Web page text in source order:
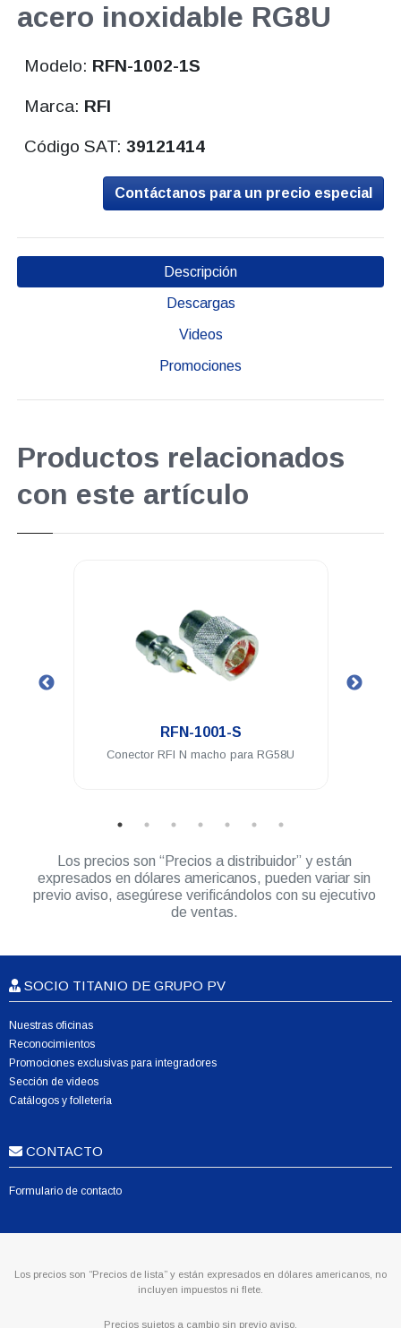
acero inoxidable RG8U
Modelo: RFN-1002-1S
Marca: RFI
Código SAT:39121414
Contáctanos para un precio especial
Descripción
Descargas
Videos
Promociones
Productos relacionados
con este artículo
RFN-1001-S
Conector RFI N macho para RG58U
Los precios son “Precios a distribuidor” y están
expresados en dólares americanos, pueden variar sin
previo aviso, asegúrese verificándolos con su ejecutivo
de ventas.
SOCIO TITANIO DE GRUPO PV
Nuestras oficinas
Reconocimientos
Promociones exclusivas para integradores
Sección de videos
Catálogos y folletería
CONTACTO
Formulario de contacto
Los precios son “Precios de lista” y están expresados en dólares americanos, no
incluyen impuestos ni flete.
Precios sujetos a cambio sin previo aviso.